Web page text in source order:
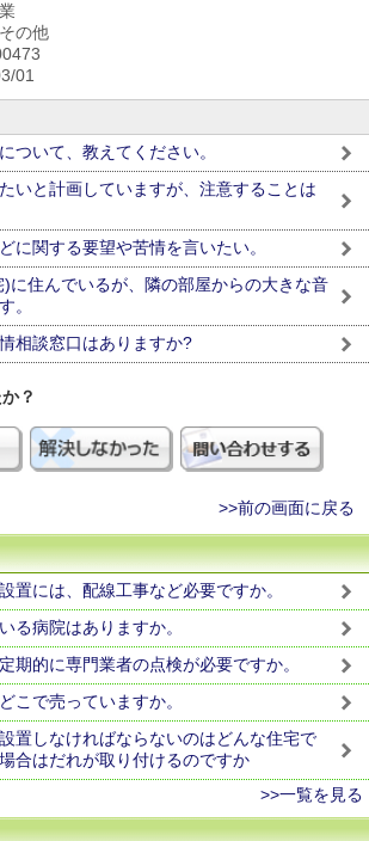
の他
01
ついて、教えてください。
いと計画していますが、注意することは
に関する要望や苦情を言いたい。
に住んでいるが、隣の部屋からの大きな音
。
相談窓口はありますか?
？
>>前の画面に戻る
置には、配線工事など必要ですか。
る病院はありますか。
期的に専門業者の点検が必要ですか。
こで売っていますか。
置しなければならないのはどんな住宅で
合はだれが取り付けるのですか
>>一覧を見る